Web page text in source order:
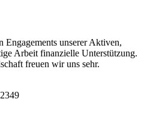
Engagements unserer Aktiven,
Arbeit finanzielle Unterstützung.
freuen wir uns sehr.